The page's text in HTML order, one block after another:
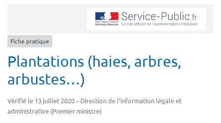
Fiche pratique
Plantations (haies, arbres,
arbustes…)
Vérifié le 13 juillet 2020 – Direction de l’information légale et
administrative (Premier ministre)